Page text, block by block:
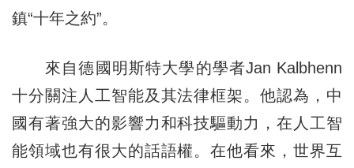
鎮“十年之約”。
來自德國明斯特大學的學者Jan Kalbhenn
十分關注人工智能及其法律框架。他認為，中
國有著強大的影響力和科技驅動力，在人工智
能領域也有很大的話語權。在他看來，世界互